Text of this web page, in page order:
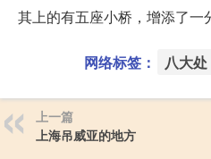
其上的有五座小桥，增添了一
网络标签： 八大处
上一篇
上海吊威亚的地方